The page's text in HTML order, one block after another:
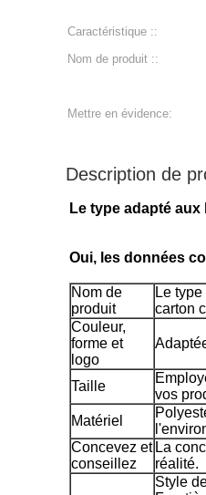
Caractéristique ::
Nom de produit ::
Mettre en évidence:
Description de
Le type adapté
Oui, les données
Nom de
produit
Le
carton
Couleur,
forme et
logo
Taille
vos
Matériel
Concevez et
conseillez
La
réalité.
Style